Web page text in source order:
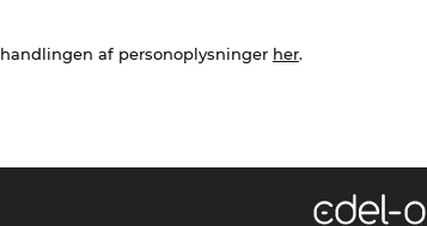
af personoplysninger her.